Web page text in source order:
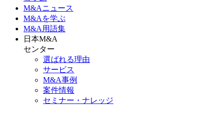
M&Aニュース
M&Aを学ぶ
M&A 用語集
日本M&A
センター
選ばれる理由
サービス
M&A事例
案件情報
セミナー・ナレッジ